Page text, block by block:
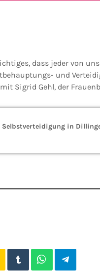
dass jeder von
und
Sigrid Gehl, der
Selbstverteidigung in